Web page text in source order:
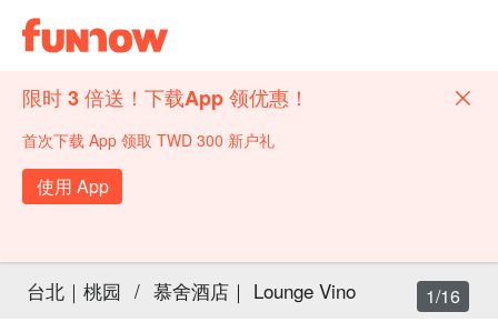
限时 3 倍送！下载App 领优惠！
首次下载 App 领取 TWD 300 新户礼
使用 App
台北｜桃园 / 慕舍酒店｜ Lounge Vino 1/16